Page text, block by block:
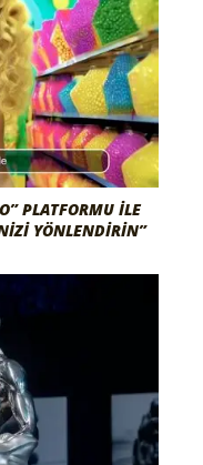
PLATFORMU ILE
YÖNLENDIRIN”